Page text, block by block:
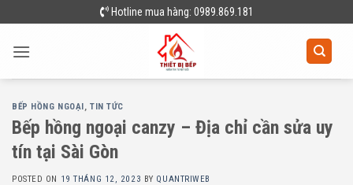
to
content
Hotline mua hàng: 0989.869.181
BẾP HỒNG NGOẠI, TIN TỨC
Bếp hồng ngoại canzy – Địa chỉ cần sửa uy
tín tại Sài Gòn
POSTED ON 19 THÁNG 12, 2023 BY QUANTRIWEB